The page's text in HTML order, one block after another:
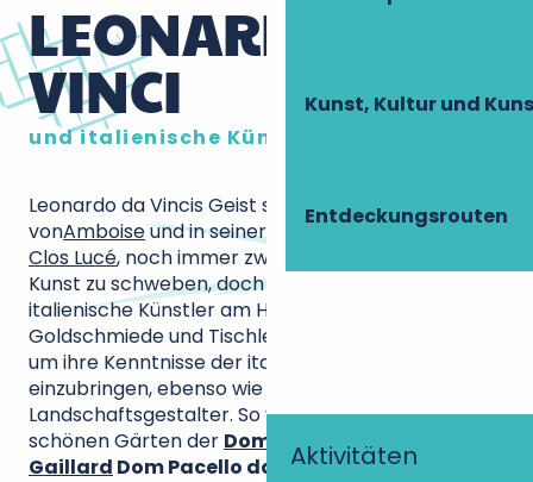
Kunst, Kultur und
Entdeckungsrouten
Aktivitäten
LEONARDO DA
VINCI
und italienische Künstler
Leonardo da Vincis Geist scheint in den Straßen
vonAmboiseund in seiner Residenz, demSchloss
Clos Lucé, noch immer zwischen Wissenschaft und
Kunst zu schweben, doch er war nicht der einzige
italienische Künstler am Hof. Auch Maler, Bildhauer,
Goldschmiede und Tischler überquerten die Alpen,
um ihre Kenntnisse der italienischen Renaissance
einzubringen, ebenso wie Gärtner und
Landschaftsgestalter. So verdanken wir die
schönen Gärten der Domaine de Château
Gaillard Dom Pacello da Mercogliano